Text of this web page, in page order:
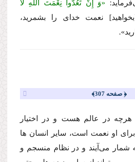
«وَ إِنْ تَعُدُّوا نِعْمَتَ اللهِ لا
نعمت خداى را بشمرید،
﴿ صفحه 307﴾
هرچه در عالم هست و در اختیار
براى او نعمت است، سایر انسان ها
شمار مى‌آیند و در نظام منسجم و